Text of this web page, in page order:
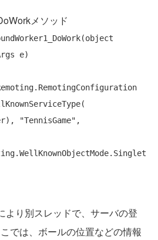
メソッド
object
e)
"TennisGame" ,
り別スレッドで、サーバの登
では、ボールの位置などの情報